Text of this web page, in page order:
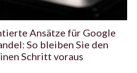
Ansätze für Google
So bleiben Sie den
Schritt voraus